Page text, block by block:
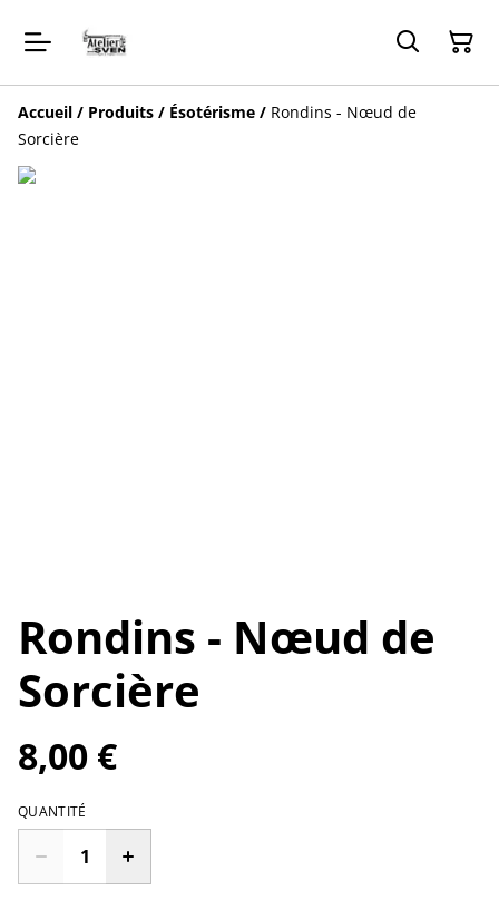
Accueil / Produits / Ésotérisme / Rondins - Nœud de
Sorcière
Rondins - Nœud de
Sorcière
8,00 €
QUANTITÉ